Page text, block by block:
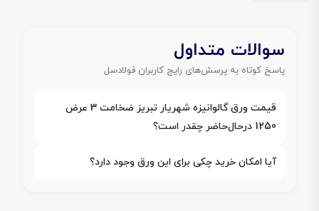
سوالات متداول
پاسخ کوتاه به پرسش‌های رایج کاربران فولادسل
قیمت ورق گالوانیزه شهریار تبریز ضخامت 3 عرض
1250 درحال‌حاضر چقدر است؟
آیا امکان خرید چکی برای این ورق وجود دارد؟